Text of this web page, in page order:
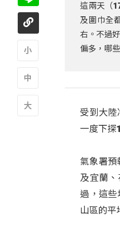
這兩天（
及圍巾全
右。不過
偏多，哪
受到大陸
一度下探
氣象署預
及宜蘭
過，這
山區的平